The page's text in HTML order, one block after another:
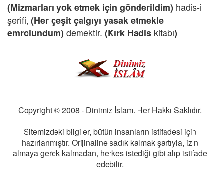
(Mizmarları yok etmek için gönderildim) hadis-i
şerifi, (Her çeşit çalgıyı yasak etmekle
emrolundum) demektir. (Kırk Hadis kitabı)
Copyright © 2008 - Dinimiz İslam. Her Hakkı Saklıdır.
Sitemizdeki bilgiler, bütün insanların istifadesi için
hazırlanmıştır. Orijinaline sadık kalmak şartıyla, izin
almaya gerek kalmadan, herkes istediği gibi alıp istifade
edebilir.